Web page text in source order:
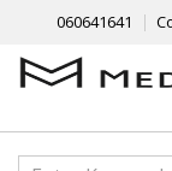
060641641